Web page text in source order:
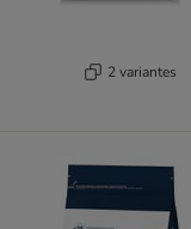
2 variantes